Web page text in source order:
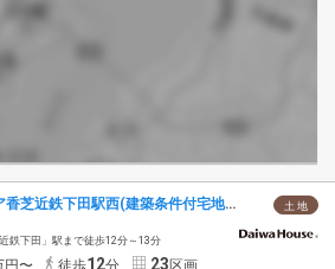
土 地
セキュレア香芝近鉄下田駅西(建築条件付宅地分譲)
鉄下田」駅まで徒歩12分～13分
円〜 徒歩12分 23区画